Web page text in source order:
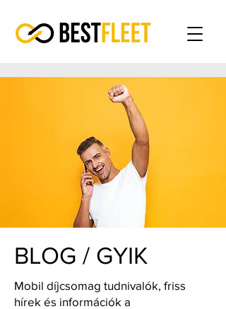
BLOG / GYIK
Mobil díjcsomag tudnivalók, friss
hírek és információk a